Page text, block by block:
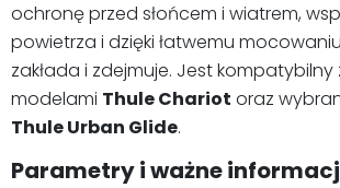
ochronę przed słońcem i wiatrem,
powietrza i dzięki łatwemu
zakłada i zdejmuje. Jest kompatybilny
modelami Thule Chariot oraz
Thule Urban Glide.
Parametry i ważne